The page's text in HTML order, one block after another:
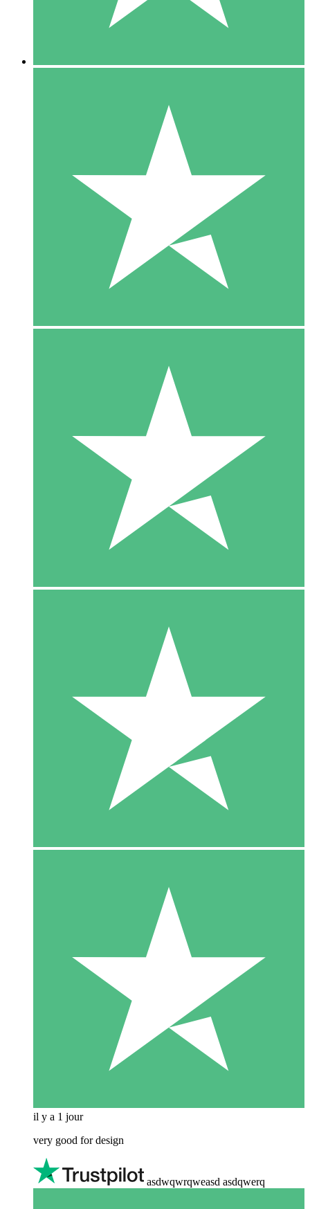
il y a 1 jour
very good for design
asdwqwrqweasd asdqwerq